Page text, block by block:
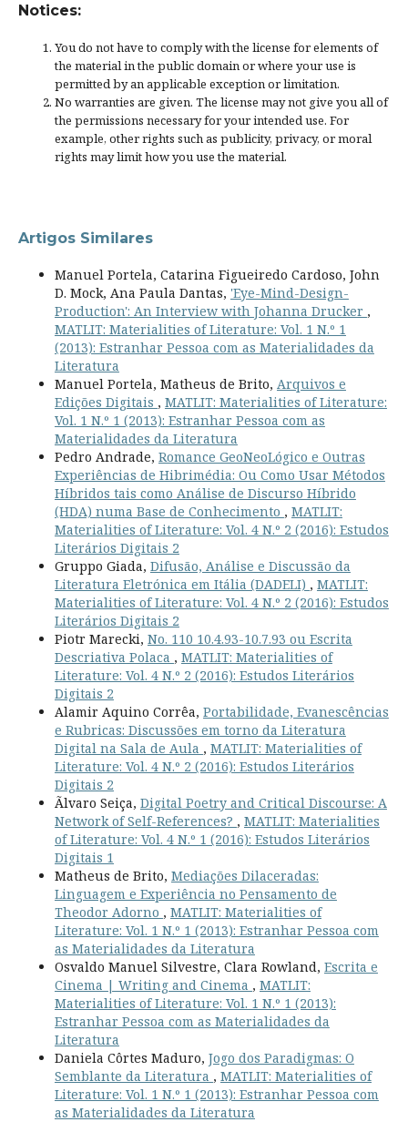
Notices:
You do not have to comply with the license for elements of
the material in the public domain or where your use is
permitted by an applicable exception or limitation.
No warranties are given. The license may not give you all of
the permissions necessary for your intended use. For
example, other rights such as publicity, privacy, or moral
rights may limit how you use the material.
Artigos Similares
Manuel Portela, Catarina Figueiredo Cardoso, John
D. Mock, Ana Paula Dantas, 'Eye-Mind-Design-
Production': An Interview with Johanna Drucker ,
MATLIT: Materialities of Literature: Vol. 1 N.º 1
(2013): Estranhar Pessoa com as Materialidades da
Literatura
Manuel Portela, Matheus de Brito, Arquivos e
Edições Digitais , MATLIT: Materialities of Literature:
Vol. 1 N.º 1 (2013): Estranhar Pessoa com as
Materialidades da Literatura
Pedro Andrade, Romance GeoNeoLógico e Outras
Experiências de Hibrimédia: Ou Como Usar Métodos
Híbridos tais como Análise de Discurso Híbrido
(HDA) numa Base de Conhecimento , MATLIT:
Materialities of Literature: Vol. 4 N.º 2 (2016): Estudos
Literários Digitais 2
Gruppo Giada, Difusão, Análise e Discussão da
Literatura Eletrónica em Itália (DADELI) , MATLIT:
Materialities of Literature: Vol. 4 N.º 2 (2016): Estudos
Literários Digitais 2
Piotr Marecki, No. 110 10.4.93-10.7.93 ou Escrita
Descriativa Polaca , MATLIT: Materialities of
Literature: Vol. 4 N.º 2 (2016): Estudos Literários
Digitais 2
Alamir Aquino Corrêa, Portabilidade, Evanescências
e Rubricas: Discussões em torno da Literatura
Digital na Sala de Aula , MATLIT: Materialities of
Literature: Vol. 4 N.º 2 (2016): Estudos Literários
Digitais 2
Ãlvaro Seiça, Digital Poetry and Critical Discourse: A
Network of Self-References? , MATLIT: Materialities
of Literature: Vol. 4 N.º 1 (2016): Estudos Literários
Digitais 1
Matheus de Brito, Mediações Dilaceradas:
Linguagem e Experiência no Pensamento de
Theodor Adorno , MATLIT: Materialities of
Literature: Vol. 1 N.º 1 (2013): Estranhar Pessoa com
as Materialidades da Literatura
Osvaldo Manuel Silvestre, Clara Rowland, Escrita e
Cinema | Writing and Cinema , MATLIT:
Materialities of Literature: Vol. 1 N.º 1 (2013):
Estranhar Pessoa com as Materialidades da
Literatura
Daniela Côrtes Maduro, Jogo dos Paradigmas: O
Semblante da Literatura , MATLIT: Materialities of
Literature: Vol. 1 N.º 1 (2013): Estranhar Pessoa com
as Materialidades da Literatura